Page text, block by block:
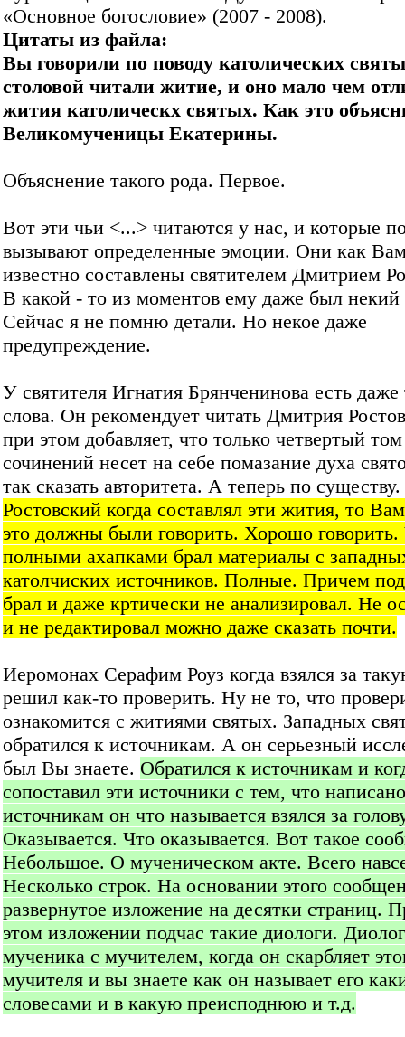
«Основное богословие» (2007 - 2008).
Цитаты из файла:
Вы говорили по поводу католических
столовой читали житие, и оно мало чем
жития католическх святых. Как это
Великомученицы Екатерины.
Объяснение такого рода. Первое.
Вот эти чьи <...> читаются у нас, и которые
вызывают определенные эмоции. Они как
известно составлены святителем Дмитрием
В какой - то из моментов ему даже был некий
Сейчас я не помню детали. Но некое даже
предупреждение.
У святителя Игнатия Брянченинова есть даже
слова. Он рекомендует читать Дмитрия
при этом добавляет, что только четвертый том
сочинений несет на себе помазание духа
так сказать авторитета. А теперь по существу.
Ростовский когда составлял эти жития, то
это должны были говорить. Хорошо
полными ахапками брал материалы с
католчиских источников. Полные. Причем
брал и даже кртически не анализировал. Не
и не редактировал можно даже сказать почти.
Иеромонах Серафим Роуз когда взялся за
решил как-то проверить. Ну не то, что
ознакомится с житиями святых. Западных
обратился к источникам. А он серьезный
был Вы знаете. Обратился к источникам и
сопоставил эти источники с тем, что
источникам он что называется взялся за
Оказывается. Что оказывается. Вот такое
Небольшое. О мученическом акте. Всего
Несколько строк. На основании этого
развернутое изложение на десятки страниц.
этом изложении подчас такие диологи.
мученика с мучителем, когда он скарбляет
мучителя и вы знаете как он называет его
словесами и в какую преисподнюю и т.д.